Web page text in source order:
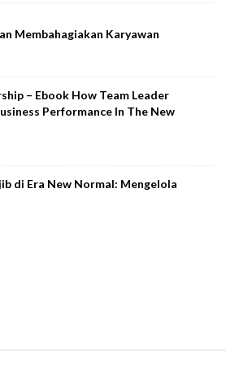
Membahagiakan Karyawan
– Ebook How Team Leader
Performance In The New
di Era New Normal: Mengelola